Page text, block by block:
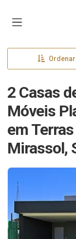
Ordenar
2 Casas
Móveis
em
Mirassol,